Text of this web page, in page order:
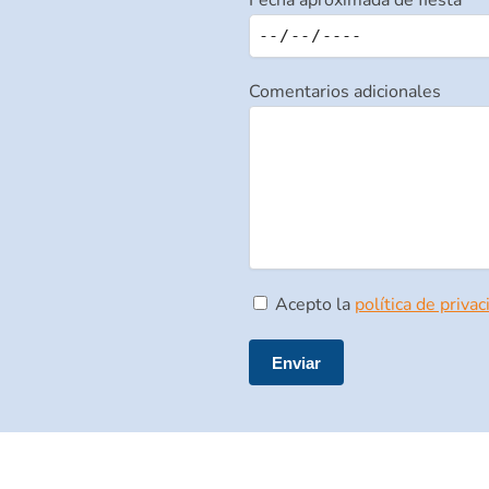
Comentarios adicionales
Por favor, deja este campo
Acepto la política de